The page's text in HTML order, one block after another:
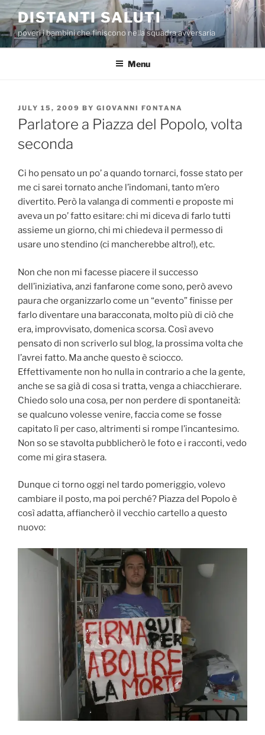
Skip
to
content
DISTANTI SALUTI
poveri i bambini che finiscono nella squadra avversaria
Menu
POSTED
ON
JULY 15, 2009 BY GIOVANNI FONTANA
Parlatore a Piazza del Popolo, volta
seconda
Ci ho pensato un po’ a quando tornarci, fosse stato per
me ci sarei tornato anche l’indomani, tanto m’ero
divertito. Però la valanga di commenti e proposte mi
aveva un po’ fatto esitare: chi mi diceva di farlo tutti
assieme un giorno, chi mi chiedeva il permesso di
usare uno stendino (ci mancherebbe altro!), etc.
Non che non mi facesse piacere il successo
dell’iniziativa, anzi fanfarone come sono, però avevo
paura che organizzarlo come un “evento” finisse per
farlo diventare una baracconata, molto più di ciò che
era, improvvisato, domenica scorsa. Così avevo
pensato di non scriverlo sul blog, la prossima volta che
l’avrei fatto. Ma anche questo è sciocco.
Effettivamente non ho nulla in contrario a che la gente,
anche se sa già di cosa si tratta, venga a chiacchierare.
Chiedo solo una cosa, per non perdere di spontaneità:
se qualcuno volesse venire, faccia come se fosse
capitato lì per caso, altrimenti si rompe l’incantesimo.
Non so se stavolta pubblicherò le foto e i racconti, vedo
come mi gira stasera.
Dunque ci torno oggi nel tardo pomeriggio, volevo
cambiare il posto, ma poi perché? Piazza del Popolo è
così adatta, affiancherò il vecchio cartello a questo
nuovo: